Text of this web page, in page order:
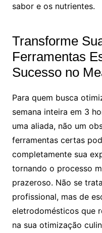
sabor e os nutrientes.
Transforme
Ferramentas
Sucesso no
Para quem busca
semana inteira em 3
uma aliada, não um
ferramentas certas
completamente sua
tornando o processo
prazeroso. Não se
profissional, mas de
eletrodomésticos que
na sua otimização